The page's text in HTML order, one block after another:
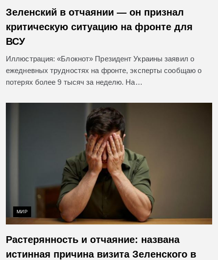
Зеленский в отчаянии — он признал
критическую ситуацию на фронте для
ВСУ
Иллюстрация: «Блокнот» Президент Украины заявил о
ежедневных трудностях на фронте, эксперты сообщаю о
потерях более 9 тысяч за неделю. На…
МИР
Растерянность и отчаяние: названа
истинная причина визита Зеленского в